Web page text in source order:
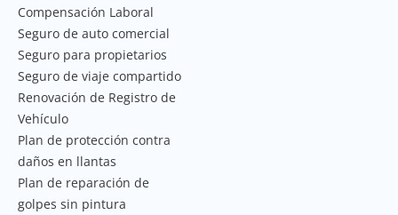
Compensación Laboral
Seguro de auto comercial
Seguro para propietarios
Seguro de viaje compartido
Renovación de Registro de
Vehículo
Plan de protección contra
daños en llantas
Plan de reparación de
golpes sin pintura